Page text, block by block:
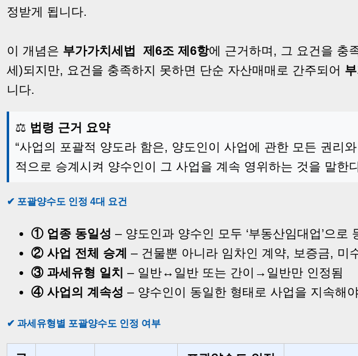
정받게 됩니다.
이 개념은 부가가치세법 제6조 제6항에 근거하며, 그 요건을 충
세)되지만, 요건을 충족하지 못하면 단순 자산매매로 간주되어
니다.
⚖️ 법령 근거 요약
“사업의 포괄적 양도라 함은, 양도인이 사업에 관한 모든 권리
적으로 승계시켜 양수인이 그 사업을 계속 영위하는 것을 말한
✔ 포괄양수도 인정 4대 요건
① 업종 동일성 – 양도인과 양수인 모두 ‘부동산임대업’으로
② 사업 전체 승계
– 건물뿐 아니라 임차인 계약, 보증금, 미
③ 과세유형 일치 – 일반↔일반 또는 간이→일반만 인정됨
④ 사업의 계속성 – 양수인이 동일한 형태로 사업을 지속해
✔ 과세유형별 포괄양수도 인정 여부